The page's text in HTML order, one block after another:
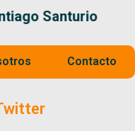
Santurio
Contacto